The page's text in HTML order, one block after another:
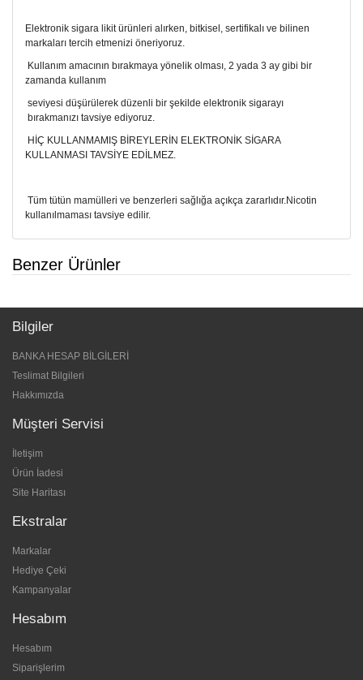
Elektronik sigara likit ürünleri alırken, bitkisel, sertifikalı ve bilinen
markaları tercih etmenizi öneriyoruz.
Kullanım amacının bırakmaya yönelik olması, 2 yada 3 ay gibi bir
zamanda kullanım
seviyesi düşürülerek düzenli bir şekilde elektronik sigarayı
bırakmanızı tavsiye ediyoruz.
HİÇ KULLANMAMIŞ BİREYLERİN ELEKTRONİK SİGARA
KULLANMASI TAVSİYE EDİLMEZ.
Tüm tütün mamülleri ve benzerleri sağlığa açıkça zararlıdır.Nicotin
kullanılmaması tavsiye edilir.
Benzer Ürünler
Bilgiler
BANKA HESAP BİLGİLERİ
Teslimat Bilgileri
Hakkımızda
Müşteri Servisi
İletişim
Ürün İadesi
Site Haritası
Ekstralar
Markalar
Hediye Çeki
Kampanyalar
Hesabım
Hesabım
Siparişlerim